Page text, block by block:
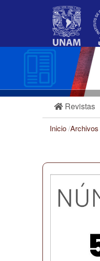
Barra
Revistas
Inicio/Archivos